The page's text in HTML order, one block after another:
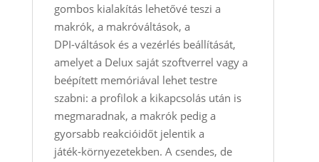
gombos kialakítás lehetővé teszi a
makrók, a makróváltások, a
DPI‑váltások és a vezérlés beállítását,
amelyet a Delux saját szoftverrel vagy a
beépített memóriával lehet testre
szabni: a profilok a kikapcsolás után is
megmaradnak, a makrók pedig a
gyorsabb reakcióidőt jelentik a
játék‑környezetekben. A csendes, de